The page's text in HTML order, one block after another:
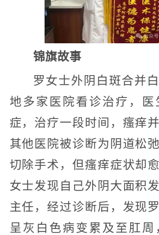
锦旗故事
罗女士外阴白斑合并
地多家医院看诊治疗，医
症，治疗一段时间，瘙痒
其他医院被诊断为阴道松
切除手术，但瘙痒症状却
女士发现自己外阴大面积
主任，经过诊断后，发现
呈灰白色病变累及至肛